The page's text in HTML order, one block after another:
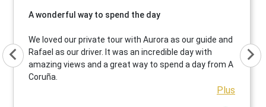
A wonderful way to spend the day
We loved our private tour with Aurora as our guide and
Rafael as our driver. It was an incredible day with
amazing views and a great way to spend a day from A
Coruña.
Plus